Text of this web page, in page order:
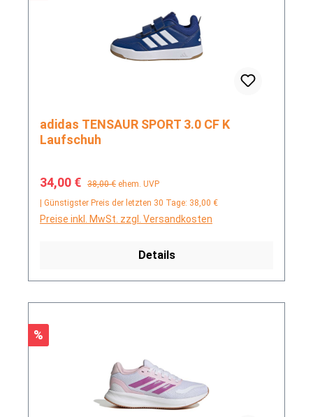
adidas TENSAUR SPORT 3.0 CF K
Laufschuh
Verkaufspreis:
34,00 € Regulärer Preis:
38,00 € ehem. UVP
| Günstigster Preis der letzten 30 Tage: 38,00 €
Preise inkl. MwSt. zzgl. Versandkosten
Details
Rabatt
%